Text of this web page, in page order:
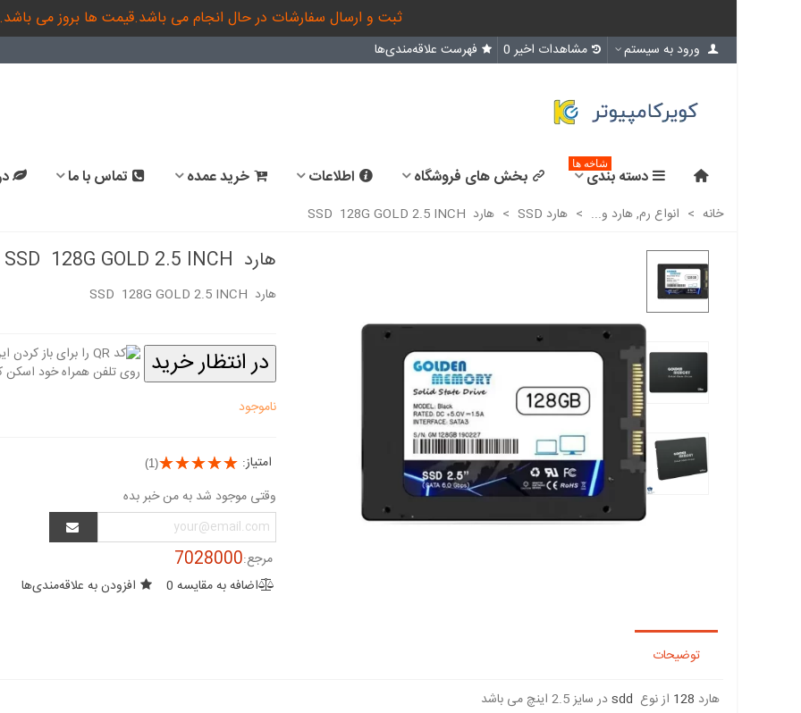
ثبت و ارسال سفارشات در حال انجام می باشد.قیمت ها بروز می باشد.
ورود به سیستم مشاهدات اخیر 0 فهرست علاقه‌مندی‌ها
دسته بندی
شاخه ها
بخش های فروشگاه اطلاعات خرید عمده تماس با ما
خانه > انواع رم, هارد و... > هارد SSD > هارد SSD 128G GOLD 2.5 INCH
هارد SSD 128G GOLD 2.5 INCH
هارد SSD 128G GOLD 2.5 INCH
در انتظار خرید
ناموجود
امتیاز: (1)
وقتی موجود شد به من خبر بده
مرجع:7028000
اضافه به مقایسه 0 افزودن به علاقه‌مندی‌ها
توضیحات
هارد 128 از نوع در سایز 2.5 اینچ می باشد